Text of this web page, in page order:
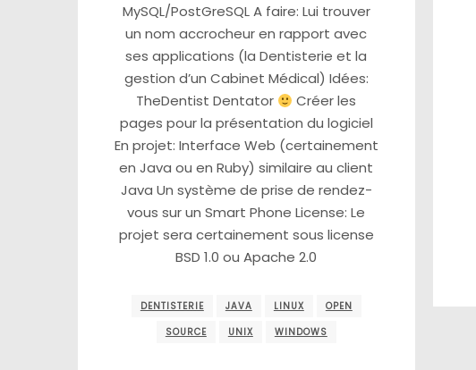
MySQL/PostGreSQL A faire: Lui trouver
un nom accrocheur en rapport avec
ses applications (la Dentisterie et la
gestion d’un Cabinet Médical) Idées:
TheDentist Dentator
Créer les
pages pour la présentation du logiciel
En projet: Interface Web (certainement
en Java ou en Ruby) similaire au client
Java Un système de prise de rendez-
vous sur un Smart Phone License: Le
projet sera certainement sous license
BSD 1.0 ou Apache 2.0
DENTISTERIE JAVA LINUX
OPEN
SOURCE
UNIX WINDOWS